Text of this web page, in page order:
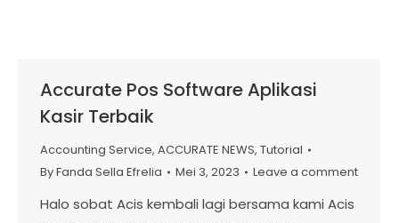
Accurate Pos Software Aplikasi
Kasir Terbaik
Accounting Service, ACCURATE NEWS, Tutorial
ByFanda Sella Efrelia Mei 3, 2023 Leave a comment
Halo sobat Acis kembali lagi bersama kami Acis